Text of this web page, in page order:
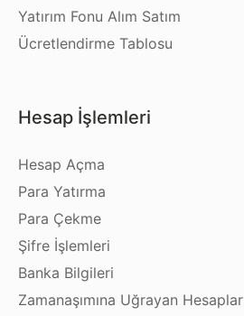
Yatırım Fonu Alım Satım
Ücretlendirme Tablosu
Hesap İşlemleri
Hesap Açma
Para Yatırma
Para Çekme
Şifre İşlemleri
Banka Bilgileri
Zamanaşımına Uğrayan Hesaplar